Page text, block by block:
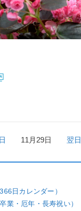
11月29日 翌日
日カレンダー）
業・厄年・長寿祝い）